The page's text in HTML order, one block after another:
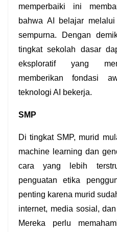
memperbaiki ini
bahwa AI belajar
sempurna. Dengan
tingkat sekolah dasar
eksploratif yang
memberikan fondasi
teknologi AI bekerja.
SMP
Di tingkat SMP, murid
machine learning dan
cara yang lebih
penguatan etika
penting karena murid
internet, media sosial,
Mereka perlu